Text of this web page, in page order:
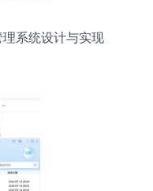
系统设计与实现